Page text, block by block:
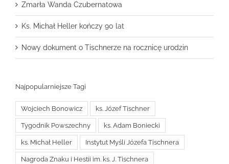
Zmarła Wanda Czubernatowa
Ks. Michał Heller kończy 90 lat
Nowy dokument o Tischnerze na rocznicę urodzin
Najpopularniejsze Tagi
Wojciech Bonowicz ks. Józef Tischner
Tygodnik Powszechny ks. Adam Boniecki
ks. Michał Heller Instytut Myśli Józefa Tischnera
Nagroda Znaku i Hestii im. ks. J. Tischnera